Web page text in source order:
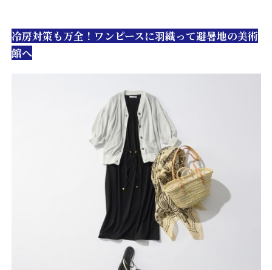
冷房対策も万全！ワンピースに羽織って避暑地の美術
館へ